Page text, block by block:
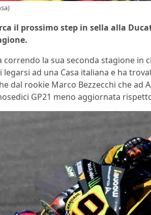
il prossimo step in sella alla
correndo la sua seconda stagione in
legarsi ad una Casa italiana e ha
dal rookie Marco Bezzecchi che ad
GP21 meno aggiornata